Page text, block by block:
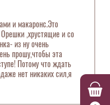
и макаронс.Это
,хрустящие и со
из ну очень
прошу,чтобы эта
Потому что ждать
нет никаких сил,я